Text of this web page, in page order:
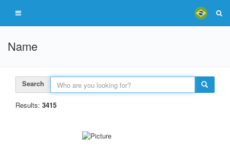
Name
Search
Results: 3415